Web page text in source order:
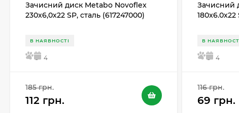
Зачисний диск Metabo Novoflex
230x6,0х22 SP, сталь (617247000)
В НАЯВНОСТІ
5 4
185 грн.
112 грн.
Зачисний
180x6.0х22
В
5 4
116 грн.
69 грн.